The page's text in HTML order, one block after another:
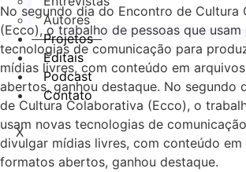
Autores
Projetos
Editais
Podcast
Contato
X
No segundo dia do Encontro de Cultura
(Ecco), o trabalho de pessoas que usam
tecnologias de comunicação para
mídias livres, com conteúdo em
abertos, ganhou destaque. No segundo
de Cultura Colaborativa (Ecco), o
usam novas tecnologias de
divulgar mídias livres, com conteúdo
formatos abertos, ganhou destaque.